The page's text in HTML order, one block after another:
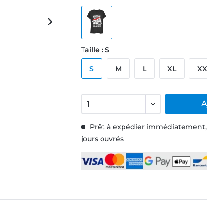
Prêt à expédier
jours ouvrés
Taille : S
S M L XL